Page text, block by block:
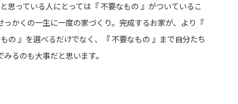
思っている人にとっては『 不要なもの 』がついているこ
っかくの一生に一度の家づくり。完成するお家が、より『
の 』を選べるだけでなく、『 不要なもの 』まで自分たち
るのも大事だと思います。